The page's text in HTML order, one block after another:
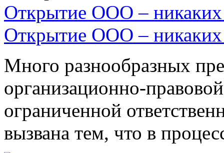
Открытие ООО – никаких
Открытие ООО – никаких
Много разнообразных
организационно-
ограниченной
вызвана тем, что в